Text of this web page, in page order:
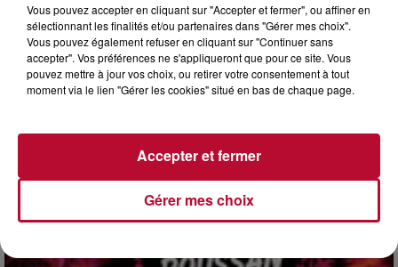
4 août 2026
SPOTS DE SNORKELING À EXPLORER...
Pas besoin de bouteilles de plongée lourdes ni de diplômes
complexes pour observer la vie sous-marine. Cet été, un
Vous pouvez accepter en cliquant sur "Accepter et fermer", ou affiner en
sélectionnant les finalités et/ou partenaires dans "Gérer mes choix".
Vous pouvez également refuser en cliquant sur "Continuer sans
accepter". Vos préférences ne s'appliqueront que pour ce site. Vous
pouvez mettre à jour vos choix, ou retirer votre consentement à tout
moment via le lien "Gérer les cookies" situé en bas de chaque page.
Gérer mes choix
Accepter et fermer